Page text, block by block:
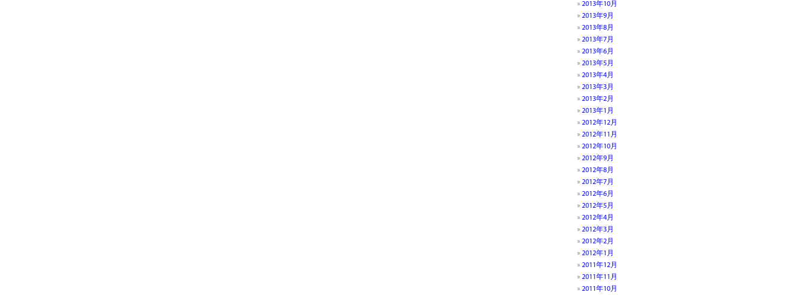
2013年10月
2013年9月
2013年8月
2013年7月
2013年6月
2013年5月
2013年4月
2013年3月
2013年2月
2013年1月
2012年12月
2012年11月
2012年10月
2012年9月
2012年8月
2012年7月
2012年6月
2012年5月
2012年4月
2012年3月
2012年2月
2012年1月
2011年12月
2011年11月
2011年10月